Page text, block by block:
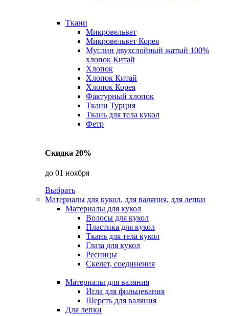
Ткани
Микровельвет
Микровельвет Корея
Муслин двухслойный жатый 100%
хлопок Китай
Хлопок
Хлопок Китай
Хлопок Корея
Фактурный хлопок
Ткани Турция
Ткань для тела кукол
Фетр
Скидка 20%
до 01 ноября
Выбрать
Материалы для кукол, для валяния, для лепки
Материалы для кукол
Волосы для кукол
Пластика для кукол
Ткань для тела кукол
Глаза для кукол
Ресницы
Скелет, соединения
Материалы для валяния
Игла для фильцевания
Шерсть для валяния
Для лепки